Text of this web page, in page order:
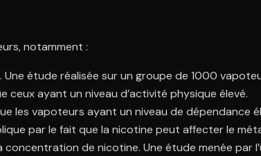
notamment :
étude réalisée sur un groupe de 1000
ayant un niveau d’activité physique élevé.
les vapoteurs ayant un niveau de dépendance
par le fait que la nicotine peut affecter le
de nicotine. Une étude menée par